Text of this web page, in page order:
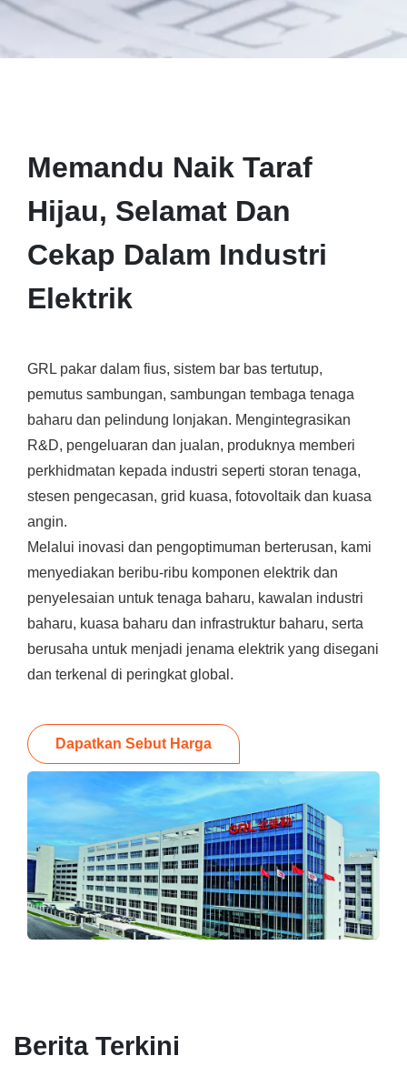
Memandu Naik Taraf
Hijau, Selamat Dan
Cekap Dalam Industri
Elektrik
GRL pakar dalam fius, sistem bar bas tertutup,
pemutus sambungan, sambungan tembaga tenaga
baharu dan pelindung lonjakan. Mengintegrasikan
R&D, pengeluaran dan jualan, produknya memberi
perkhidmatan kepada industri seperti storan tenaga,
stesen pengecasan, grid kuasa, fotovoltaik dan kuasa
angin.
Melalui inovasi dan pengoptimuman berterusan, kami
menyediakan beribu-ribu komponen elektrik dan
penyelesaian untuk tenaga baharu, kawalan industri
baharu, kuasa baharu dan infrastruktur baharu, serta
berusaha untuk menjadi jenama elektrik yang disegani
dan terkenal di peringkat global.
Dapatkan Sebut Harga
Berita Terkini